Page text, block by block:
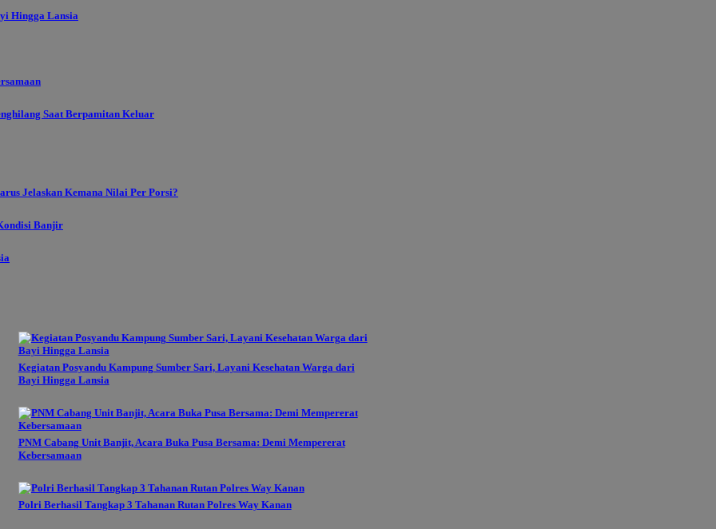
Hingga Lansia
Saat Berpamitan Keluar
Jelaskan Kemana Nilai Per Porsi?
Banjir
Kegiatan Posyandu Kampung Sumber Sari, Layani Kesehatan Warga dari
Bayi Hingga Lansia
PNM Cabang Unit Banjit, Acara Buka Pusa Bersama: Demi Mempererat
Kebersamaan
Polri Berhasil Tangkap 3 Tahanan Rutan Polres Way Kanan